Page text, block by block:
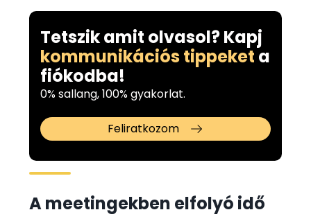
Tetszik amit olvasol? Kapj
kommunikációs tippeket a
fiókodba!
0% sallang, 100% gyakorlat.
Feliratkozom
A meetingekben elfolyó idő